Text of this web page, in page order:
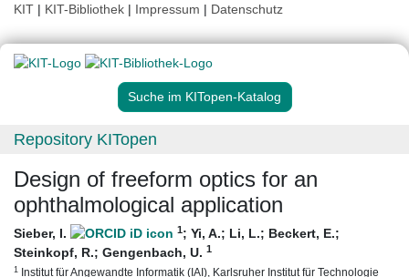
KIT | KIT-Bibliothek | Impressum | Datenschutz
Suche im KITopen-Katalog
Repository KITopen
Design of freeform optics for an
ophthalmological application
Sieber, I. 1; Yi, A.; Li, L.; Beckert, E.;
Steinkopf, R.; Gengenbach, U. 1
1 Institut für Angewandte Informatik (IAI), Karlsruher Institut für Technologie